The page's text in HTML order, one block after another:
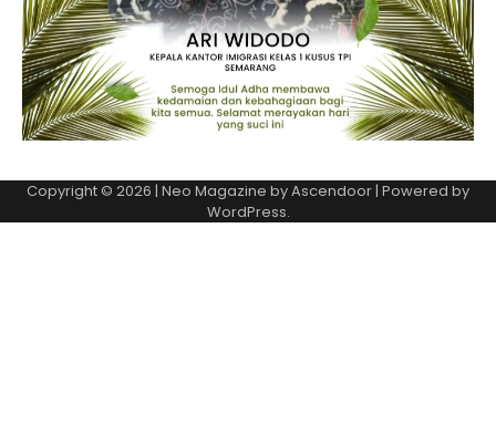
Copyright © 2026 | Neo Magazine byAscendoor | Powered by
WordPress.